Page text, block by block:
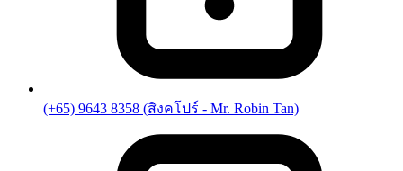
(+65) 9643 8358 (สิงคโปร์ - Mr. Robin Tan)